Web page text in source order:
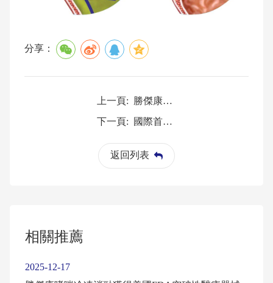
分享：
上一頁: 勝傑康哮喘冷凍消融獲得美國FDA突破性醫療器械認定
返回列表
下一頁: 國際首個呼吸介入球囊冷凍消融系統已獲批
相關推薦
2025-12-17